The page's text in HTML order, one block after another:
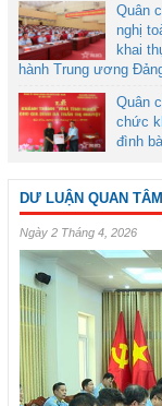
Quân
nghị
khai
hành Trung ương
Quân
chức
đình
DƯ LUẬN QUAN TÂM
Ngày 2 Tháng 4, 2026